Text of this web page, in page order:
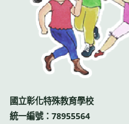
國立彰化特殊教育學校
統一編號：78955564